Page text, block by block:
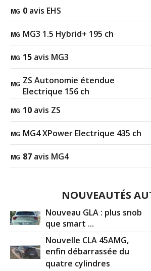
0 avis EHS
MG3 1.5 Hybrid+ 195 ch
15 avis MG3
ZS Autonomie étendue
Electrique 156 ch
10 avis ZS
MG4 XPower Electrique 435 ch
87 avis MG4
NOUVEAUTÉS
Nouveau GLA : plus snob
que smart ...
Nouvelle CLA 45AMG,
enfin débarrassée du
quatre cylindres